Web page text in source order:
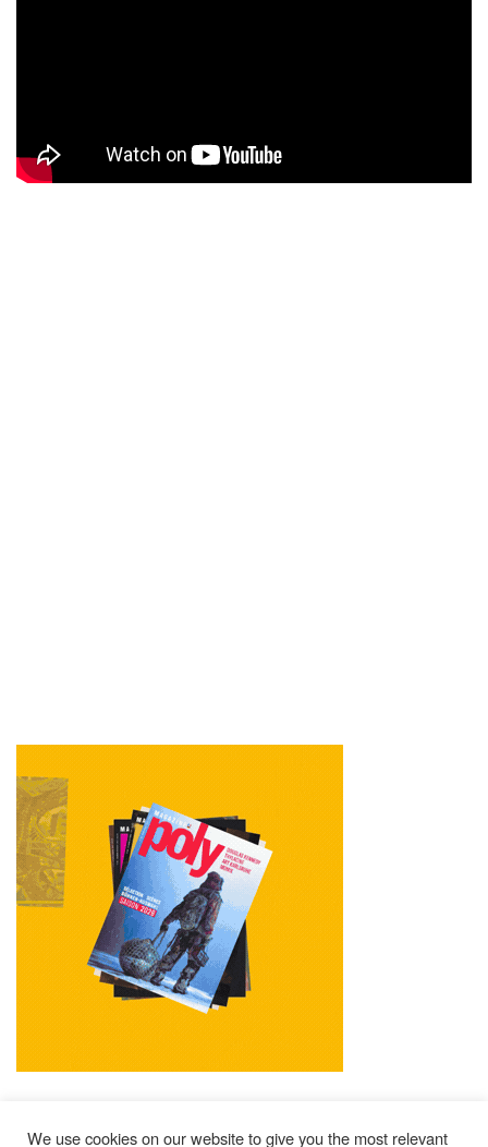
We use cookies on our website to give you the most relevant